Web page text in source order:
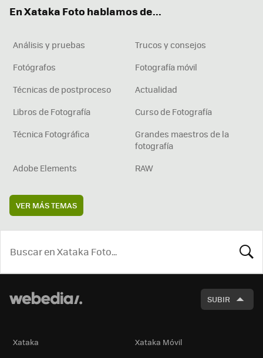
En Xataka Foto hablamos de...
Análisis y pruebas
Trucos y consejos
Fotógrafos
Fotografía móvil
Técnicas de postproceso
Actualidad
Libros de Fotografía
Curso de Fotografía
Técnica Fotográfica
Grandes maestros de la
fotografía
Adobe Elements
RAW
VER MÁS TEMAS
SUBIR
Xataka
Xataka Móvil